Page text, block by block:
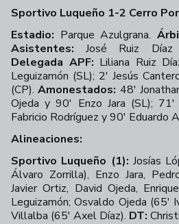
Sportivo Luqueño 1-2 Cerro
Estadio: Parque Azulgrana.
Asistentes: José Ruiz Díaz
Delegada APF: Liliana Ruiz
Leguizamón (SL); 2' Jesús
(CP).Amonestados: 48'
Ojeda y 90' Enzo Jara (SL); 71'
Fabricio Rodríguez y 90' Eduardo
Alineaciones:
Sportivo Luqueño (1): Josías
Álvaro Zorrilla), Enzo Jara,
Javier Ortiz, David Ojeda,
Leguizamón; Osvaldo Ojeda (65'
Villalba (65' Axel Díaz). DT: